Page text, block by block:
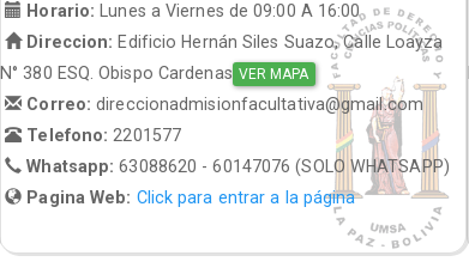
Horario:
Lunes a Viernes de 09:00 A 16:00
Direccion: Edificio Hernán Siles Suazo, Calle Loayza
N° 380 ESQ. Obispo Cardenas VER MAPA
Correo:direccionadmisionfacultativa@gmail.com
Telefono: 2201577
Whatsapp:63088620 - 60147076 (SOLO WHATSAPP)
Pagina Web: Click para entrar a la página